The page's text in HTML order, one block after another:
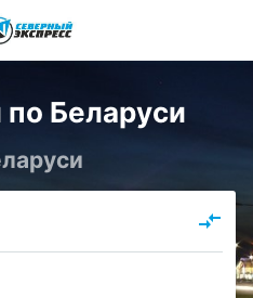
Беларуси